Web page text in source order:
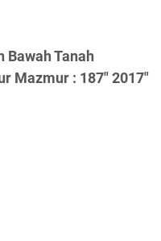
Tanah
Mazmur : 187" 2017"